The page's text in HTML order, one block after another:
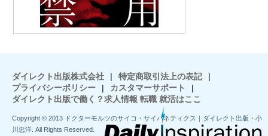
ダイレクト出版株式会社 | 特定商取引法上の表記
|
プライバシーポリシー
| カスタマーサポート
|
ダイレクト出版で働く？求人情報 転職 就活はここ
Copyright © 2013 ドクターモルツのサイコ・サイバネティクス｜ダイレクト出版・小
川忠洋. All Rights Reserved.